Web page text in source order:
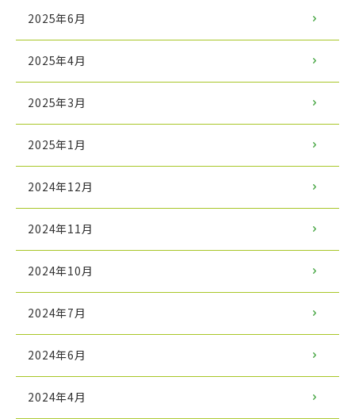
2025年6月
2025年4月
2025年3月
2025年1月
2024年12月
2024年11月
2024年10月
2024年7月
2024年6月
2024年4月